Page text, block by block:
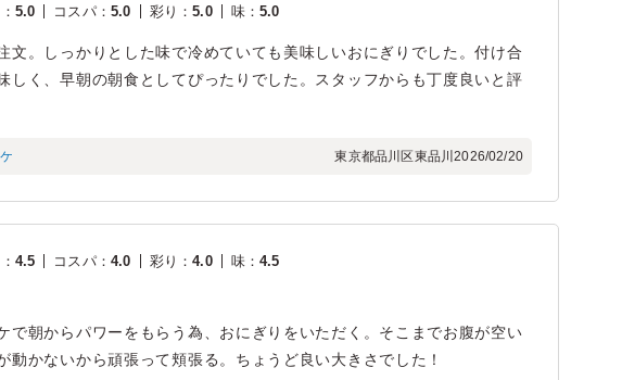
： 5.0 コスパ： 5.0 彩り ：5.0 味：5.0
文。しっかりとした味で冷めていても美味しいおにぎりでした。付け合
しく、早朝の朝食としてぴったりでした。スタッフからも丁度良いと評
東京都品川区東品川2026/02/20
： 4.5 コスパ： 4.0 彩り ：4.0 味：4.5
で朝からパワーをもらう為、おにぎりをいただく。そこまでお腹が空い
動かないから頑張って頬張る。ちょうど良い大きさでした！